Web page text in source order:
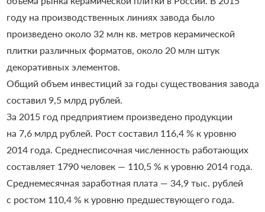
году на производственных линиях завода было
произведено около 32 млн кв. метров керамической
плитки различных форматов, около 20 млн штук
декоративных элементов.
Общий объем инвестиций за годы существования завода
составил 9,5 млрд рублей.
За 2015 год предприятием произведено продукции
на 7,6 млрд рублей. Рост составил 116,4 % к уровню
2014 года. Среднесписочная численность работающих
составляет 1790 человек — 110,5 % к уровню 2014 года.
Среднемесячная заработная плата — 34,9 тыс. рублей
с ростом 110,4 % к уровню предшествующего года.